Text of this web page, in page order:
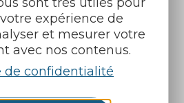
expérience de
et mesurer votre
avec nos contenus.
de confidentialité
Partenaires